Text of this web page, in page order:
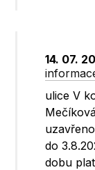
14. 07.
ulice V
do
dobu